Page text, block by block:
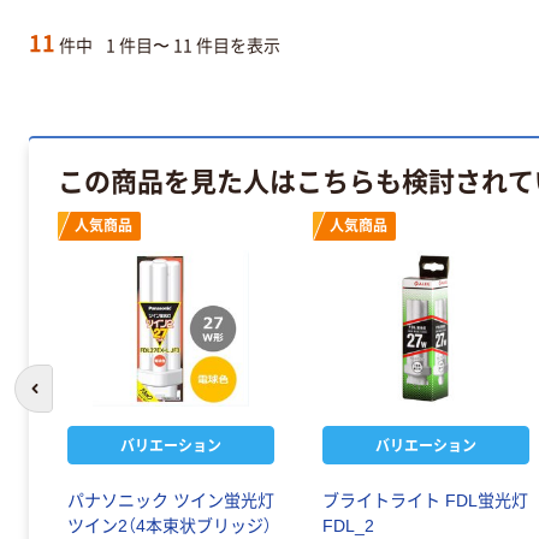
11 件中 1 件目〜 11 件目を表示
この商品を見た人はこちらも検討され
人気商品
バリエーション
パナソニック ツイン蛍光灯
ツイン2（4本束状ブリッジ）
人気商品
バリエーション
ブライトライト FDL蛍光灯
FDL_2
前のスライドへ